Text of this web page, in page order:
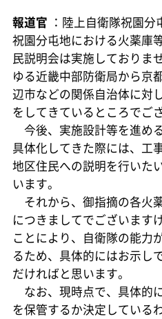
報道官 ：陸上自衛隊祝園分
祝園分屯地における火薬庫
民説明会は実施しておりま
ゆる近畿中部防衛局から京
辺市などの関係自治体に対
をしてきているところでご
今後、実施設計等を進め
具体化してきた際には、工
地区住民への説明を行いた
います。
それから、御指摘の各火
につきましてでございます
ことにより、自衛隊の能力
るため、具体的にはお示し
だければと思います。
なお、現時点で、具体的
を保管するか決定している